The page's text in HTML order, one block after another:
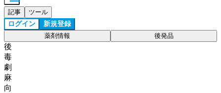
記事 ツール
ログイン 新規登録
薬剤情報 後発品
後
毒
劇
麻
向